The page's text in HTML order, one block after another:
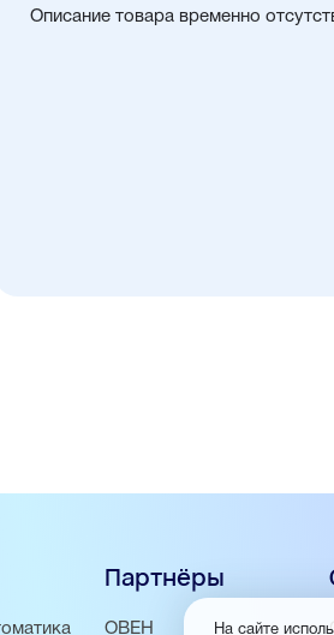
Описание товара временно
Партнёры
ОВЕН На сайте